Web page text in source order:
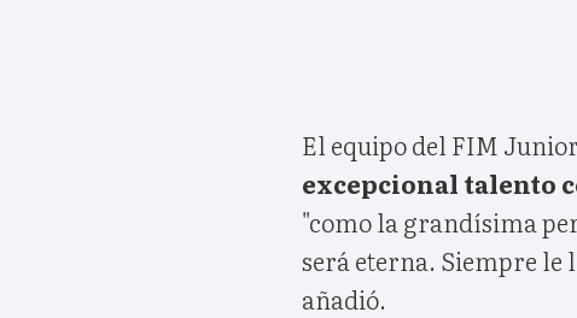
El equipo del FIM
excepcional talento
"como la grandísima
será eterna. Siempre le
añadió.